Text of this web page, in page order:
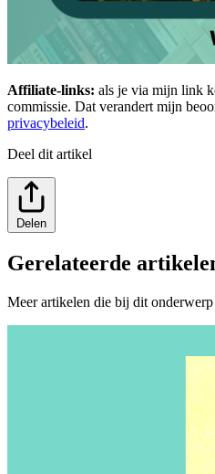
Affiliate-links: als je via mijn link
commissie. Dat verandert mijn
privacybeleid.
Deel dit artikel
Delen
Gerelateerde
Meer artikelen die bij dit onderwerp